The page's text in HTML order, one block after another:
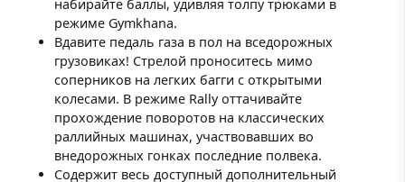
набирайте баллы, удивляя толпу трюками в
режиме Gymkhana.
Вдавите педаль газа в пол на вседорожных
грузовиках! Стрелой проноситесь мимо
соперников на легких багги с открытыми
колесами. В режиме Rally оттачивайте
прохождение поворотов на классических
раллийных машинах, участвовавших во
внедорожных гонках последние полвека.
Содержит весь доступный дополнительный